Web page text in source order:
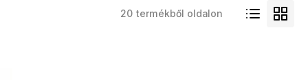
20 termékből oldalon